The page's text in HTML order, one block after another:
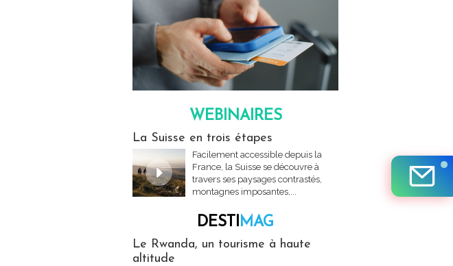
WEBINAIRES
La Suisse en trois étapes
Facilement accessible depuis la
France, la Suisse se découvre à
travers ses paysages contrastés,
montagnes imposantes,...
DESTIMAG
Le Rwanda, un tourisme à haute
altitude